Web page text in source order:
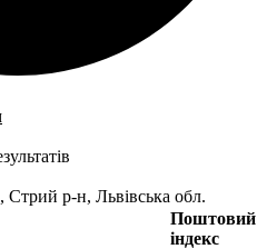
р-н, Львівська обл.
Поштовий
індекс